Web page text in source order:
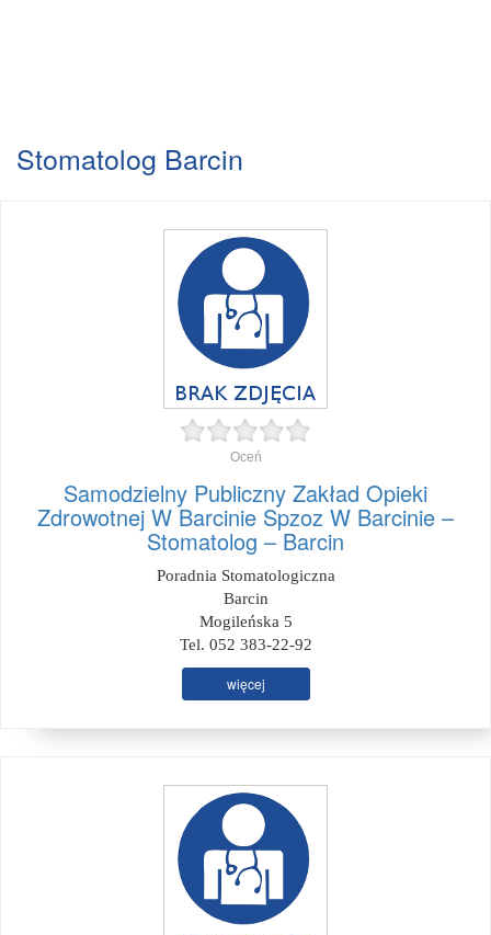
Stomatolog Barcin
Oceń
Samodzielny Publiczny Zakład Opieki
Zdrowotnej W Barcinie Spzoz W Barcinie –
Stomatolog – Barcin
Poradnia Stomatologiczna
Barcin
Mogileńska 5
Tel. 052 383-22-92
więcej